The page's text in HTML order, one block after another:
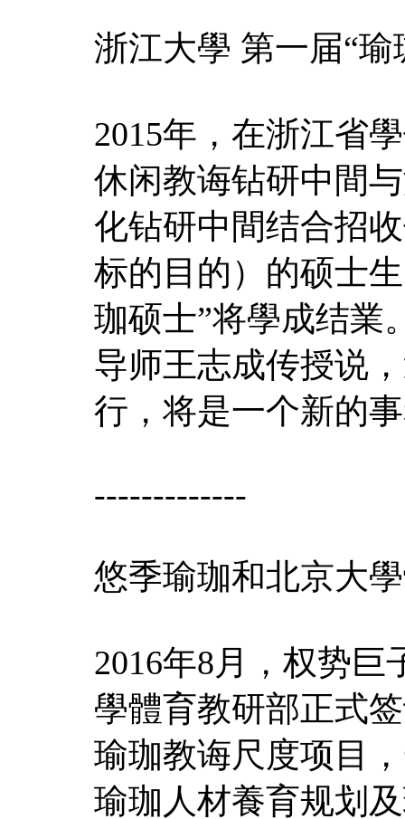
浙江大學 第一届“
2015年，在浙江省
休闲教诲钻研中間
化钻研中間结合招
标的目的）的硕士
珈硕士”将學成结業
导师王志成传授说
行，将是一个新的
-------------
悠季瑜珈和北京大
2016年8月，权势
學體育教研部正式
瑜珈教诲尺度项目
瑜珈人材養育规划